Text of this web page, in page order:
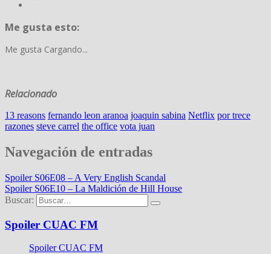
Me gusta esto:
Me gusta Cargando...
Relacionado
13 reasons fernando leon aranoa joaquin sabina Netflix por trece
razones steve carrel the office vota juan
Navegación de entradas
Spoiler S06E08 – A Very English Scandal
Spoiler S06E10 – La Maldición de Hill House
Buscar:
Spoiler CUAC FM
Spoiler CUAC FM